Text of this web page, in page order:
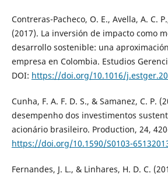
Contreras-Pacheco, O. E., Avella, A. C.
(2017). La inversión de impacto como
desarrollo sostenible: una
empresa en Colombia. Estudios
DOI: https://doi.org/10.1016/
Cunha, F. A. F. D. S., & Samanez, C. P.
desempenho dos investimentos
acionário brasileiro. Production, 24,
https://doi.org/10.1590/S0103-
Fernandes, J. L., & Linhares, H. D. C.